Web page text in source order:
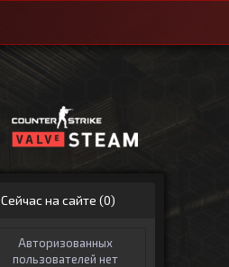
Сейчас на сайте (0)
Авторизованных
пользователей нет